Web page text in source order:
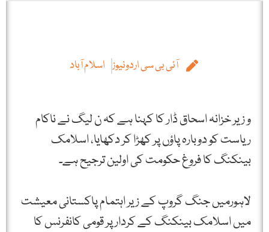
آئی بی سی اردونیوز اسلام آباد
و زیر خزانہ اسحاق ڈار کا کہنا ہے کہ ن لیگ نے ناکام
ریاست کو دوبارہ پاؤں پر کھڑا کر دکھایا، اسلامک
بینکنگ کا فروغ حکومت کی اولین ترجیح ہے۔
لاہورمیں جنگ گروپ کے زیر اہتمام پاکستانی معیشت
میں اسلامک بینکنگ کے کردار پر قومی کانفرنس کا